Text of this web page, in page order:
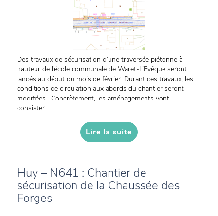
Des travaux de sécurisation d’une traversée piétonne à
hauteur de l’école communale de Waret-L’Evêque seront
lancés au début du mois de février. Durant ces travaux, les
conditions de circulation aux abords du chantier seront
modifiées. Concrètement, les aménagements vont
consister...
Lire la suite
Huy – N641 : Chantier de
sécurisation de la Chaussée des
Forges